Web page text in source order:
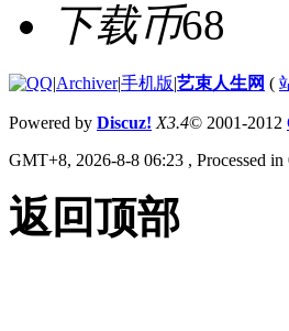
下载币68
|Archiver|手机版|艺束人生网 (
Powered by Discuz! X3.4© 2001-2012
GMT+8, 2026-8-8 06:23 , Processed
返回顶部